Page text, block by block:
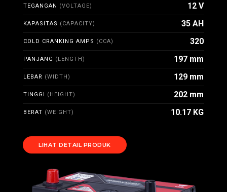
TEGANGAN (VOLTAGE) 12 V
KAPASITAS (CAPACITY) 35 AH
COLD CRANKING AMPS (CCA) 320
PANJANG (LENGTH) 197 mm
LEBAR (WIDTH) 129 mm
TINGGI (HEIGHT) 202 mm
BERAT (WEIGHT) 10.17 KG
LIHAT DETAIL PRODUK